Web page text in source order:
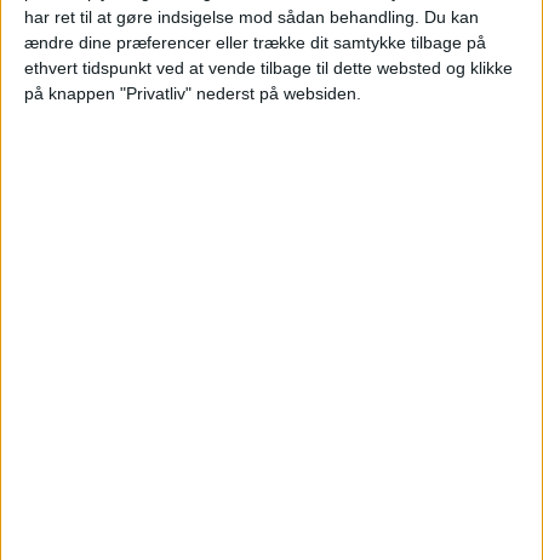
har ret til at gøre indsigelse mod sådan behandling.
Du kan
ændre dine præferencer eller trække dit samtykke tilbage på
ethvert tidspunkt ved at vende tilbage til dette websted og klikke
på knappen "Privatliv" nederst på websiden.
ANNONCE
ANNONCE
ANNONCE